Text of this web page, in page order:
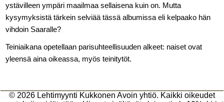
ystävilleen ympäri maailmaa sellaisena kuin on. Mutta
kysymyksistä tärkein selviää tässä albumissa eli kelpaako hän
vihdoin Saaralle?
Teiniaikana opetellaan parisuhteellisuuden alkeet: naiset ovat
yleensä aina oikeassa, myös teinitytöt.
© 2026 Lehtimyynti Kukkonen Avoin yhtiö. Kaikki oikeudet